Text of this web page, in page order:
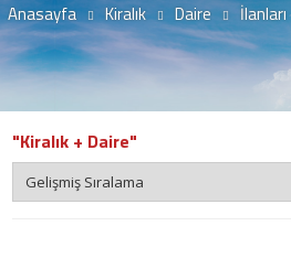
Anasayfa Kiralık Daire İlanları
"Kiralık + Daire"